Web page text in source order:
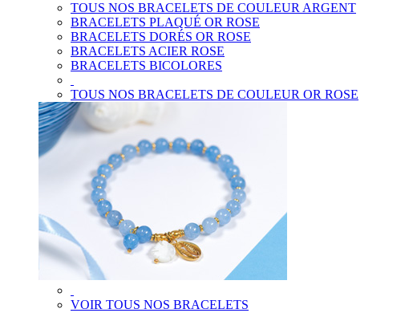
TOUS NOS BRACELETS DE COULEUR ARGENT
BRACELETS PLAQUÉ OR ROSE
BRACELETS DORÉS OR ROSE
BRACELETS ACIER ROSE
BRACELETS BICOLORES
TOUS NOS BRACELETS DE COULEUR OR ROSE
VOIR TOUS NOS BRACELETS